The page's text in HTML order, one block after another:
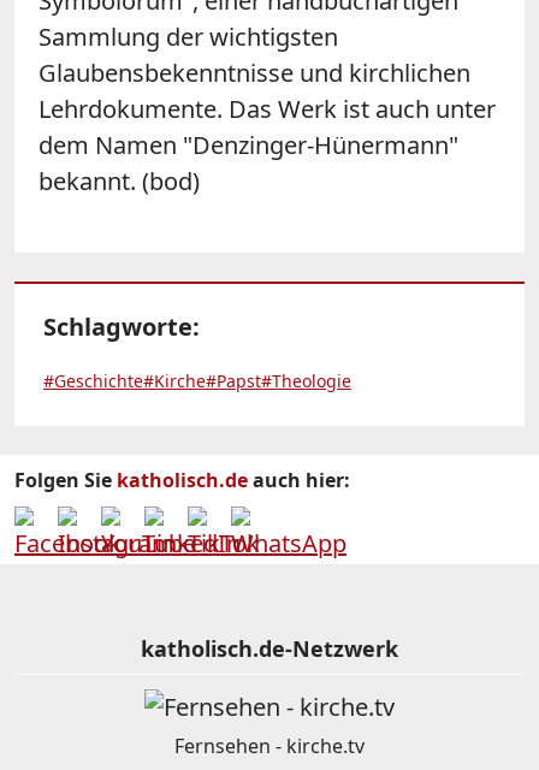
Sammlung der wichtigsten
Glaubensbekenntnisse und kirchlichen
Lehrdokumente. Das Werk ist auch unter
dem Namen "Denzinger-Hünermann"
bekannt. (bod)
Schlagworte:
#Geschichte#Kirche#Papst#Theologie
Folgen Sie katholisch.deauch hier:
katholisch.de-Netzwerk
Fernsehen - kirche.tv